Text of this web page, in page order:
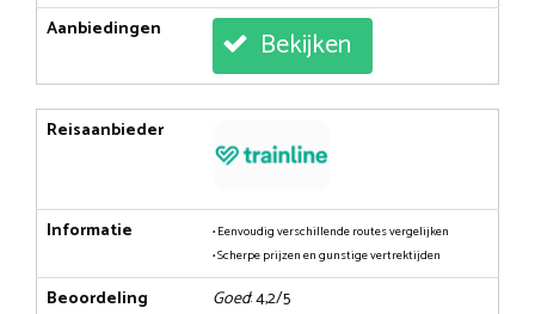
Aanbiedingen
Bekijken
Reisaanbieder
Informatie
• Eenvoudig verschillende routes vergelijken
• Scherpe prijzen en gunstige vertrektijden
Beoordeling Goed: 4,2/5